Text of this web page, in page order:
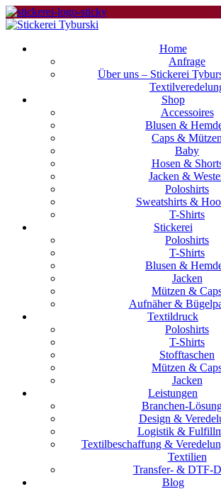
Home
Anfrage
Über uns – Stickerei
Shop
Accessoires
Blusen &
Caps & Mützen
Baby
Hosen &
Jacken &
Poloshirts
Sweatshirts &
T-Shirts
Stickerei
Poloshirts
T-Shirts
Blusen &
Jacken
Mützen &
Aufnäher &
Textildruck
Poloshirts
T-Shirts
Stofftaschen
Mützen &
Jacken
Leistungen
Branchen-
Design &
Logistik &
Textilbeschaffung &
Textilien
Transfer- & DTF-
Blog